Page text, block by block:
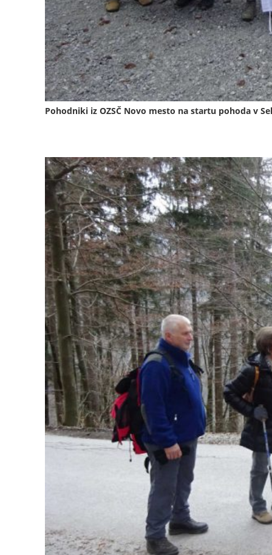
Pohodniki iz OZSČ Novo mesto na startu pohoda v